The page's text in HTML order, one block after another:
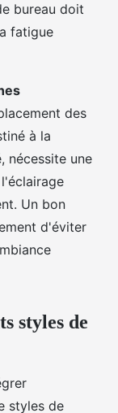
bureau doit
fatigue
des
à la
nécessite une
Un bon
d'éviter
styles de
styles de